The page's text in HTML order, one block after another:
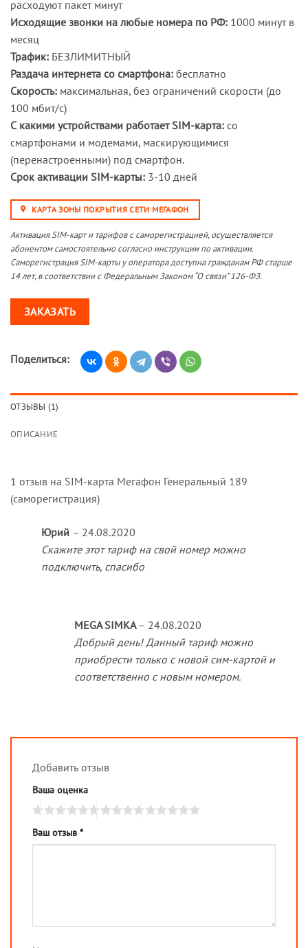
расходуют пакет минут
Исходящие звонки на любые номера по РФ: 1000 минут в
месяц
Трафик: БЕЗЛИМИТНЫЙ
Раздача интернета со смартфона: бесплатно
Скорость: максимальная, без ограничений скорости (до
100 мбит/с)
С какими устройствами работает SIM-карта: со
смартфонами и модемами, маскирующимися
(перенастроенными) под смартфон.
Срок активации SIM-карты: 3-10 дней
КАРТА ЗОНЫ ПОКРЫТИЯ СЕТИ МЕГАФОН
Активация SIM-карт и тарифов с саморегистрацией, осуществляется
абонентом самостоятельно согласно инструкции по активации.
Саморегистрация SIM-карты у оператора доступна гражданам РФ старше
14 лет, в соответствии с Федеральным Законом “О связи” 126-ФЗ.
ЗАКАЗАТЬ
Поделиться:
ОТЗЫВЫ (1)
ОПИСАНИЕ
1 отзыв на SIM-карта Мегафон Генеральный 189
(саморегистрация)
Юрий – 24.08.2020
Скажите этот тариф на свой номер можно
подключить, спасибо
MEGA SIMKA – 24.08.2020
Добрый день! Данный тариф можно
приобрести только с новой сим-картой и
соответственно с новым номером.
Добавить отзыв
Ваша оценка
Ваш отзыв *